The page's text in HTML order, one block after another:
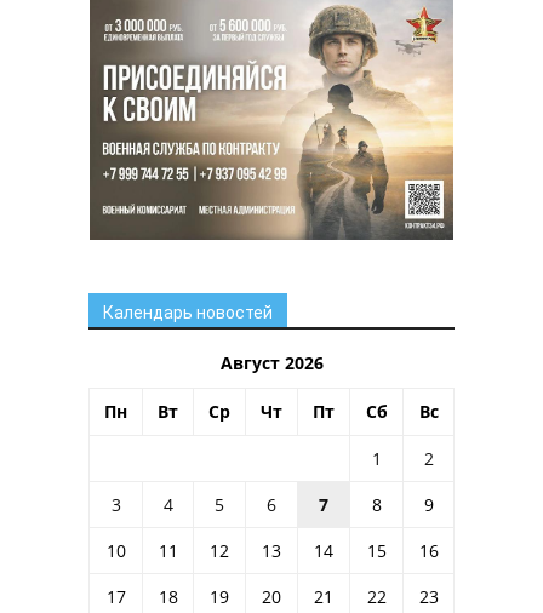
Календарь новостей
Август 2026
Пн Вт Ср Чт Пт Сб Вс
1
2
3
4 5 6 7 8
9
10
11 12 13 14 15
16
17
18 19 20 21 22
23